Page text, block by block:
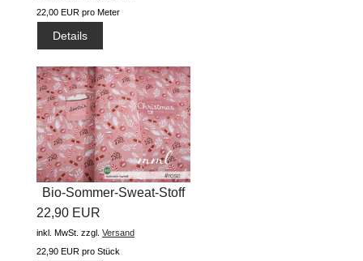
22,00 EUR pro Meter
Details
Bio-Sommer-Sweat-Stoff
"Best...
22,90 EUR
inkl. MwSt. zzgl. Versand
22,90 EUR pro Stück